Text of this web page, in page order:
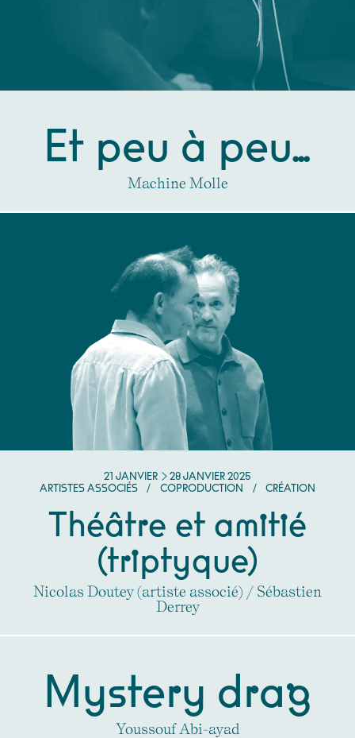
Et peu à peu…
Machine Molle
DU
21 JANVIER
JANVIER AU
28 JANVIER
JANVIER 2025
ARTISTES ASSOCIÉS
/ COPRODUCTION / CRÉATION
Théâtre et amitié
(triptyque)
Nicolas Doutey (artiste associé) / Sébastien
Derrey
Mystery drag
Youssouf Abi-ayad